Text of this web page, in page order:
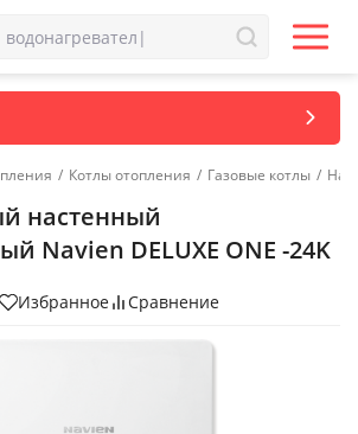
/ Котлы отопления / Газовые котлы /
настенный
Navien DELUXE ONE -24K
Избранное Сравнение